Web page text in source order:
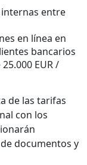
entre
en línea en
bancarios
EUR /
de las tarifas
con los
documentos y